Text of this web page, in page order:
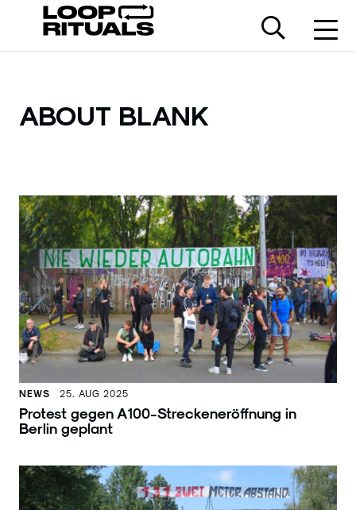
ABOUT BLANK
NEWS 25. AUG 2025
Protest gegen A100-Streckeneröffnung in
Berlin geplant